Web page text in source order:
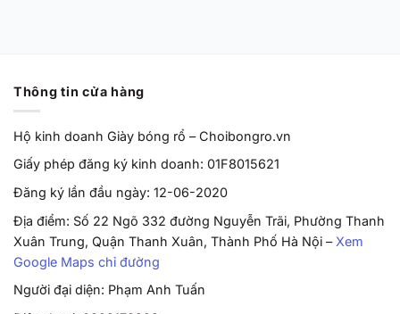
Thông tin cửa hàng
Hộ kinh doanh Giày bóng rổ – Choibongro.vn
Giấy phép đăng ký kinh doanh: 01F8015621
Đăng ký lần đầu ngày: 12-06-2020
Địa điểm: Số 22 Ngõ 332 đường Nguyễn Trãi, Phường Thanh
Xuân Trung, Quận Thanh Xuân, Thành Phố Hà Nội – Xem
Google Maps chỉ đường
Người đại diện: Phạm Anh Tuấn